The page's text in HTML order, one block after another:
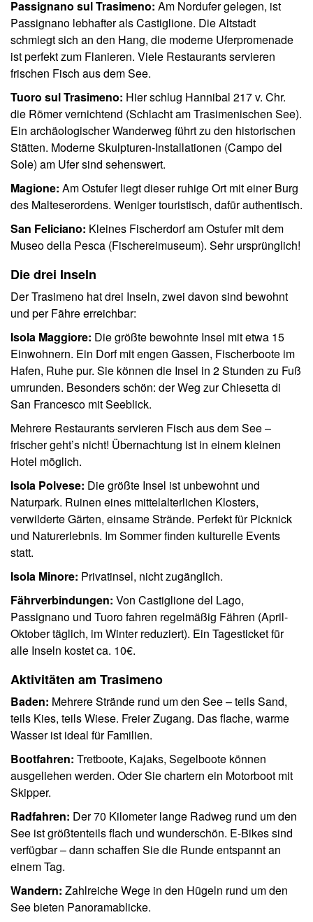
Passignano sul Trasimeno: Am Nordufer gelegen, ist
Passignano lebhafter als Castiglione. Die Altstadt
schmiegt sich an den Hang, die moderne Uferpromenade
ist perfekt zum Flanieren. Viele Restaurants servieren
frischen Fisch aus dem See.
Tuoro sul Trasimeno: Hier schlug Hannibal 217 v. Chr.
die Römer vernichtend (Schlacht am Trasimenischen See).
Ein archäologischer Wanderweg führt zu den historischen
Stätten. Moderne Skulpturen-Installationen (Campo del
Sole) am Ufer sind sehenswert.
Magione: Am Ostufer liegt dieser ruhige Ort mit einer Burg
des Malteserordens. Weniger touristisch, dafür authentisch.
San Feliciano: Kleines Fischerdorf am Ostufer mit dem
Museo della Pesca (Fischereimuseum). Sehr ursprünglich!
Die drei Inseln
Der Trasimeno hat drei Inseln, zwei davon sind bewohnt
und per Fähre erreichbar:
Isola Maggiore: Die größte bewohnte Insel mit etwa 15
Einwohnern. Ein Dorf mit engen Gassen, Fischerboote im
Hafen, Ruhe pur. Sie können die Insel in 2 Stunden zu Fuß
umrunden. Besonders schön: der Weg zur Chiesetta di
San Francesco mit Seeblick.
Mehrere Restaurants servieren Fisch aus dem See –
frischer geht’s nicht! Übernachtung ist in einem kleinen
Hotel möglich.
Isola Polvese: Die größte Insel ist unbewohnt und
Naturpark. Ruinen eines mittelalterlichen Klosters,
verwilderte Gärten, einsame Strände. Perfekt für Picknick
und Naturerlebnis. Im Sommer finden kulturelle Events
statt.
Isola Minore: Privatinsel, nicht zugänglich.
Fährverbindungen: Von Castiglione del Lago,
Passignano und Tuoro fahren regelmäßig Fähren (April-
Oktober täglich, im Winter reduziert). Ein Tagesticket für
alle Inseln kostet ca. 10€.
Aktivitäten am Trasimeno
Baden: Mehrere Strände rund um den See – teils Sand,
teils Kies, teils Wiese. Freier Zugang. Das flache, warme
Wasser ist ideal für Familien.
Bootfahren: Tretboote, Kajaks, Segelboote können
ausgeliehen werden. Oder Sie chartern ein Motorboot mit
Skipper.
Radfahren: Der 70 Kilometer lange Radweg rund um den
See ist größtenteils flach und wunderschön. E-Bikes sind
verfügbar – dann schaffen Sie die Runde entspannt an
einem Tag.
Wandern: Zahlreiche Wege in den Hügeln rund um den
See bieten Panoramablicke.